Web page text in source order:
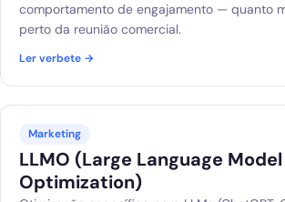
comportamento de engajamento — quanto
perto da reunião comercial.
Ler verbete →
Marketing
LLMO (Large Language Model
Optimization)